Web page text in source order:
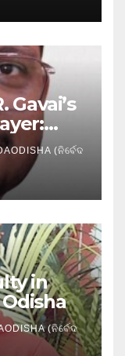
Gavai’s
(ନିର୍ବେଦ
in
(ନିର୍ବେଦ